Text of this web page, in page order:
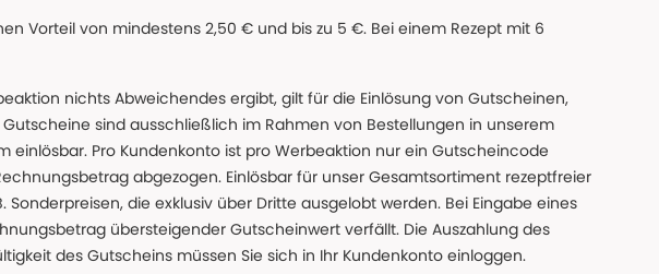
Vorteil von mindestens 2,50 € und bis zu 5 €. Bei einem Rezept mit 6
nichts Abweichendes ergibt, gilt für die Einlösung von Gutscheinen,
sind ausschließlich im Rahmen von Bestellungen in unserem
Pro Kundenkonto ist pro Werbeaktion nur ein Gutscheincode
abgezogen. Einlösbar für unser Gesamtsortiment rezeptfreier
die exklusiv über Dritte ausgelobt werden. Bei Eingabe eines
übersteigender Gutscheinwert verfällt. Die Auszahlung des
des Gutscheins müssen Sie sich in Ihr Kundenkonto einloggen.